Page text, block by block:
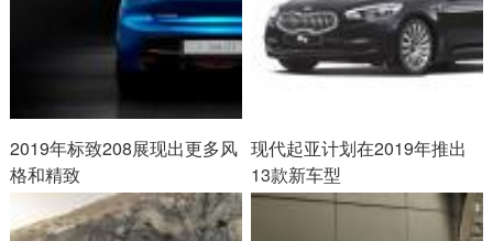
2019年标致208展现出更多风
格和精致
现代起亚计划在2019年推出
13款新车型